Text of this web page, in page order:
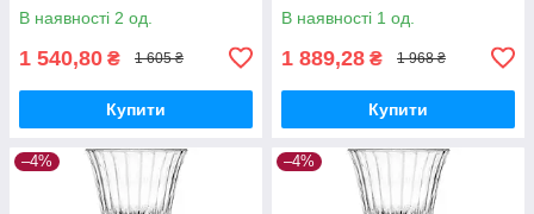
В наявності 2 од.
1 540,80 ₴ 1 605 ₴
Купити
В наявності 1 од.
1 889,28 ₴ 1 968 ₴
Купити
–4% –4%